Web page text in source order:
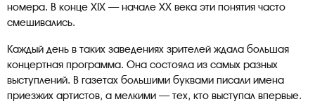
номера. В конце XIX — начале XX века эти понятия часто
смешивались.
Каждый день в таких заведениях зрителей ждала большая
концертная программа. Она состояла из самых разных
выступлений. В газетах большими буквами писали имена
приезжих артистов, а мелкими — тех, кто выступал впервые.